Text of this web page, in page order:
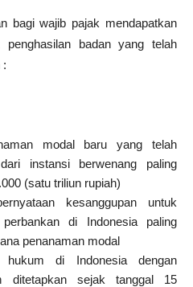
bagi wajib pajak mendapatkan
penghasilan badan yang telah
:
modal baru yang telah
instansi berwenang paling
(satu triliun rupiah)
kesanggupan untuk
di Indonesia paling
penanaman modal
di Indonesia dengan
ditetapkan sejak tanggal 15